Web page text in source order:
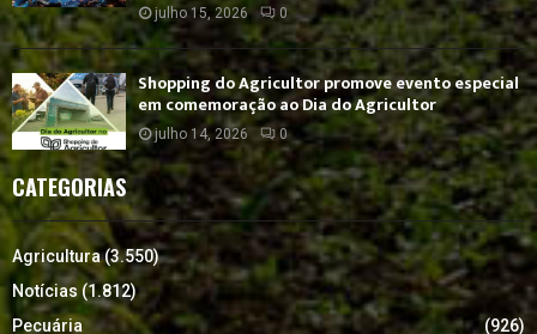
julho 15, 2026 0
Shopping do Agricultor promove evento especial
em comemoração ao Dia do Agricultor
julho 14, 2026 0
CATEGORIAS
Agricultura(3.550)
Notícias (1.812)
Pecuária
(926)